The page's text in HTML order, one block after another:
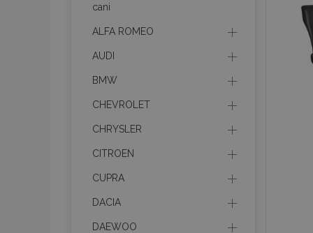
cani
ALFA ROMEO
AUDI
BMW
CHEVROLET
CHRYSLER
CITROEN
CUPRA
DACIA
DAEWOO